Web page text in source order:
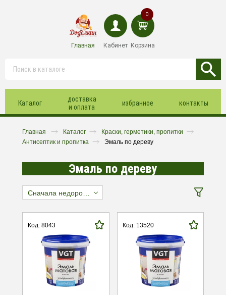
Главная Кабинет
0
Корзина
Каталог
доставка
и оплата
избранное контакты
Главная Каталог
Краски, герметики, пропитки
Антисептик и пропитка
Эмаль по дереву
Эмаль по дереву
Код: 8043 Код: 13520